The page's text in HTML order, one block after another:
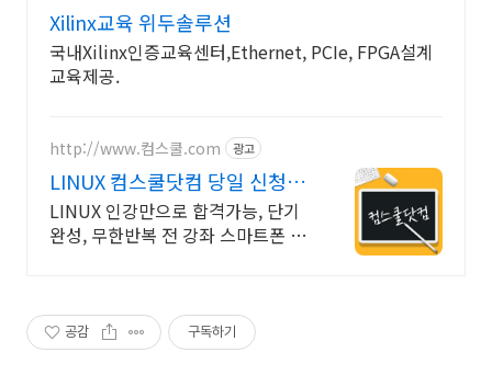
Xilinx교육 위두솔루션
국내Xilinx인증교육센터,Ethernet, PCIe, FPGA설계
교육제공.
http://www.컴스쿨.com 광고
LINUX 컴스쿨닷컴 당일 신청&
결제시 기프티콘!
LINUX 인강만으로 합격가능, 단기
완성, 무한반복 전 강좌 스마트폰 학
공감 구독하기